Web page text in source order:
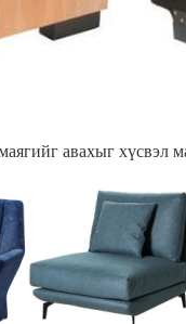
авахыг хүсвэл